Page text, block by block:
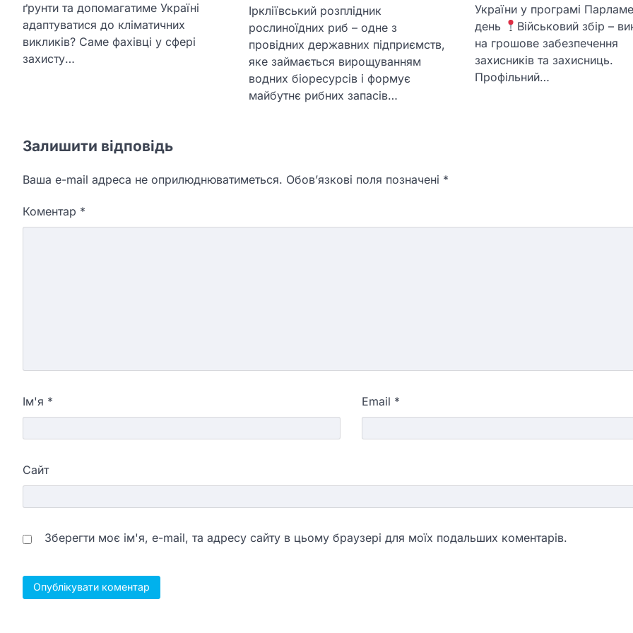
ґрунти та допомагатиме Україні
адаптуватися до кліматичних
викликів? Саме фахівці у сфері
захисту…
Іркліївський розплідник
рослиноїдних риб – одне з
провідних державних підприємств,
яке займається вирощуванням
водних біоресурсів і формує
майбутнє рибних запасів…
України у програмі
день
Військовий збір –
на грошове забезпечення
захисників та захисниць.
Профільний…
Залишити відповідь
Ваша e-mail адреса не оприлюднюватиметься. Обов’язкові поля позначені *
Коментар *
Ім'я * Email *
Сайт
Зберегти моє ім'я, e-mail, та адресу сайту в цьому браузері для моїх подальших коментарів.